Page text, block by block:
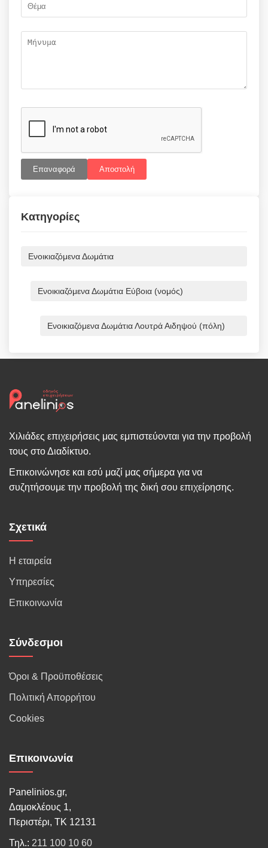
Επαναφορά Αποστολή
Κατηγορίες
Ενοικιαζόμενα Δωμάτια
Ενοικιαζόμενα Δωμάτια Εύβοια (νομός)
Ενοικιαζόμενα Δωμάτια Λουτρά Αιδηψού (πόλη)
Χιλιάδες επιχειρήσεις μας εμπιστεύονται για την προβολή
τους στο Διαδίκτυο.
Επικοινώνησε και εσύ μαζί μας σήμερα για να
συζητήσουμε την προβολή της δική σου επιχείρησης.
Σχετικά
Η εταιρεία
Υπηρεσίες
Επικοινωνία
Σύνδεσμοι
Όροι & Προϋποθέσεις
Πολιτική Απορρήτου
Cookies
Επικοινωνία
Panelinios.gr,
Δαμοκλέους 1,
Περιστέρι, ΤΚ 12131
Τηλ.: 211 100 10 60